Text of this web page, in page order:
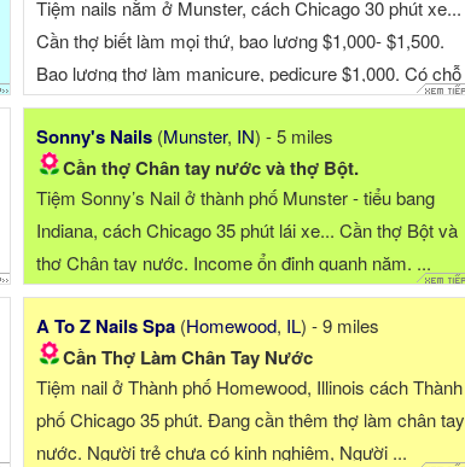
Tiệm nails nằm ở Munster, cách Chicago 30 phút xe...
Cần thợ biết làm mọi thứ, bao lương $1,000- $1,500.
Bao lương thợ làm manicure, pedicure $1,000. Có chỗ
ở cho thợ ở xa, tiệ...
Sonny's Nails (Munster, IN) - 5 miles
Cần thợ Chân tay nước và thợ Bột.
Tiệm Sonny’s Nail ở thành phố Munster - tiểu bang
Indiana, cách Chicago 35 phút lái xe... Cần thợ Bột và
thợ Chân tay nước. Income ổn định quanh năm. ...
A To Z Nails Spa (Homewood, IL) - 9 miles
Cần Thợ Làm Chân Tay Nước
Tiệm nail ở Thành phố Homewood, Illinois cách Thành
phố Chicago 35 phút. Đang cần thêm thợ làm chân tay
nước. Người trẻ chưa có kinh nghiệm, Người ...